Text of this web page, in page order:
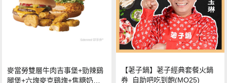
麥當勞雙層牛肉吉事堡+勁辣鷄
腿堡+六塊麥克鷄塊+焦糖奶茶
【荖子鍋】荖子經典套餐火鍋
券_自助吧吃到飽(MO25)